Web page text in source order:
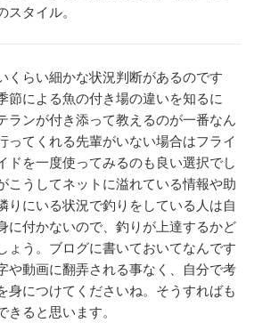
スタイル。
くらい細かな状況判断があるのです
節による魚の付き場の違いを知るに
ランが付き添って教えるのが一番なん
ってくれる先輩がいない場合はフライ
ドを一度使ってみるのも良い選択でし
こうしてネットに溢れている情報や助
りにいる状況で釣りをしている人は自
に付かないので、釣りが上達するかど
ょう。ブログに書いておいてなんです
や動画に翻弄される事なく、自分で考
身につけてくださいね。そうすればも
きると思います。